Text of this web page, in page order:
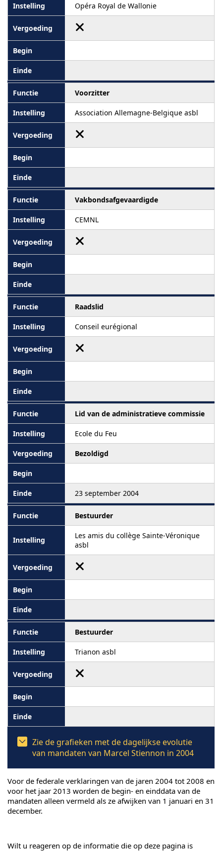
Opéra Royal de Wallonie
Voorzitter
Association Allemagne-Belgique asbl
Vakbondsafgevaardigde
CEMNL
Raadslid
Conseil eurégional
Lid van de administratieve commissie
Ecole du Feu
Bezoldigd
23 september 2004
Bestuurder
Les amis du collège Sainte-Véronique
asbl
Bestuurder
Trianon asbl
Zie de grafieken met de dagelijkse evolutie
van mandaten van Marcel Stiennon in 2004
Voor de federale verklaringen van de jaren 2004 tot 2008 en
voor het jaar 2013 worden de begin- en einddata van de
mandaten alleen vermeld als ze afwijken van 1 januari en 31
december.
Wilt u reageren op de informatie die op deze pagina is